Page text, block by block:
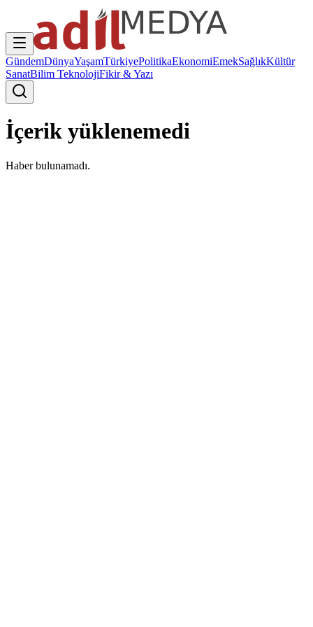
GündemDünyaYaşamTürkiyePolitikaEkonomiEmekSağlıkKültür
SanatBilim TeknolojiFikir & Yazı
İçerik yüklenemedi
Haber bulunamadı.